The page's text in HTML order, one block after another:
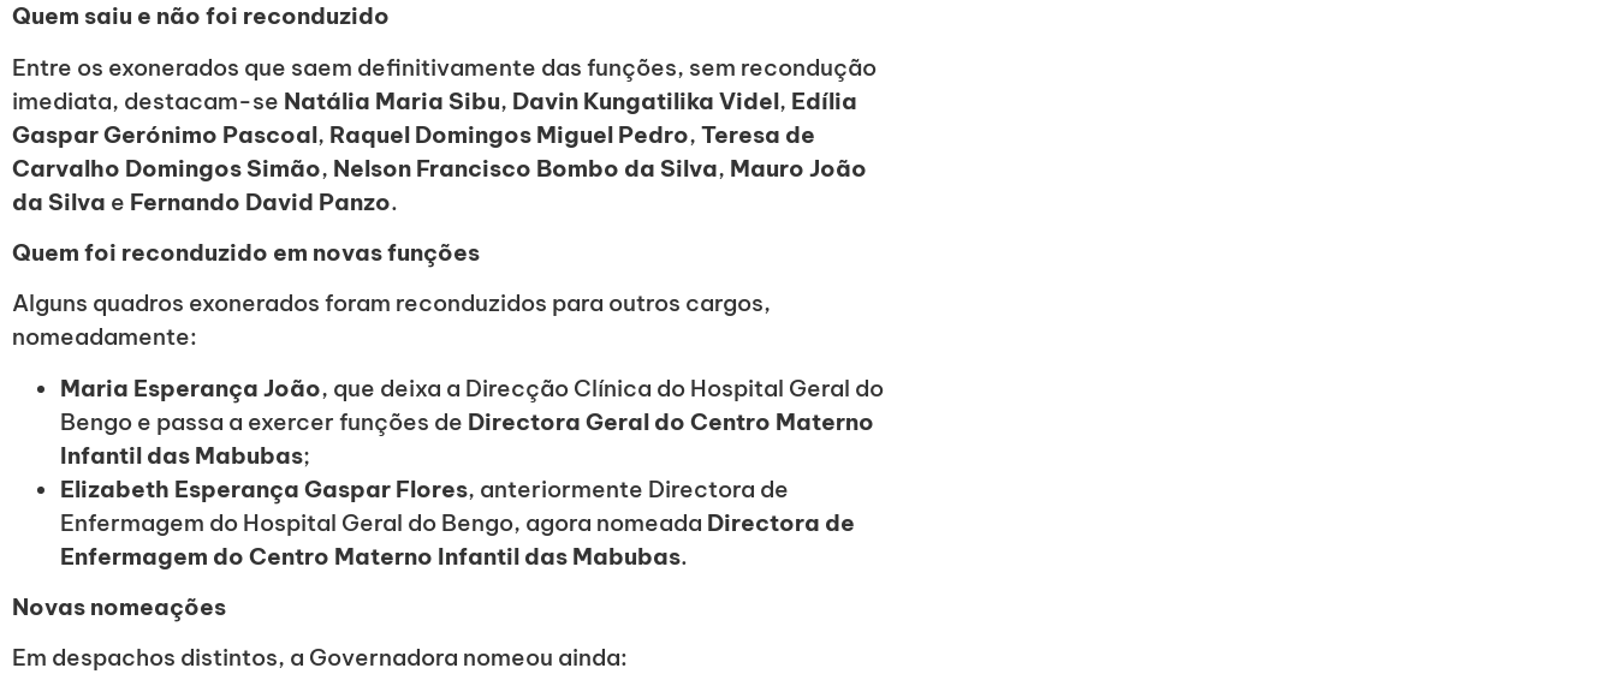
Quem saiu e não foi reconduzido
Entre os exonerados que saem definitivamente das funções, sem recondução
imediata, destacam-se Natália Maria Sibu, Davin Kungatilika Videl, Edília
Gaspar Gerónimo Pascoal, Raquel Domingos Miguel Pedro, Teresa de
Carvalho Domingos Simão, Nelson Francisco Bombo da Silva, Mauro João
da Silva e Fernando David Panzo.
Quem foi reconduzido em novas funções
Alguns quadros exonerados foram reconduzidos para outros cargos,
nomeadamente:
Maria Esperança João, que deixa a Direcção Clínica do Hospital Geral do
Bengo e passa a exercer funções de Directora Geral do Centro Materno
Infantil das Mabubas;
Elizabeth Esperança Gaspar Flores, anteriormente Directora de
Enfermagem do Hospital Geral do Bengo, agora nomeada Directora de
Enfermagem do Centro Materno Infantil das Mabubas.
Novas nomeações
Em despachos distintos, a Governadora nomeou ainda: